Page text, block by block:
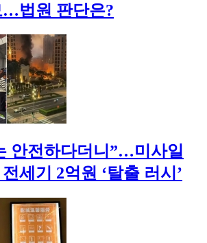
…법원 판단은?
안전하다더니”…미사일
세기 2억원 ‘탈출 러시’